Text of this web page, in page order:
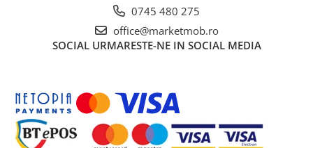
0745 480 275
office@marketmob.ro
SOCIAL URMARESTE-NE IN SOCIAL MEDIA